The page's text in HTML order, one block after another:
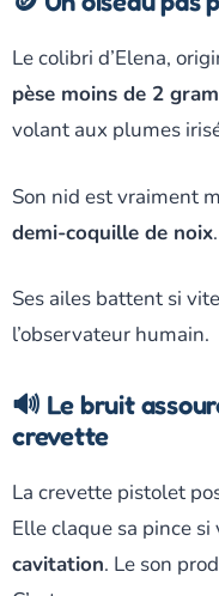
Le colibri d’Elena,
pèse moins de 2
volant aux plumes
Son nid est vraiment
demi-coquille de noix.
Ses ailes battent si
l’observateur humain.
🔊 Le bruit
crevette
La crevette pistolet
Elle claque sa pince si
cavitation. Le son